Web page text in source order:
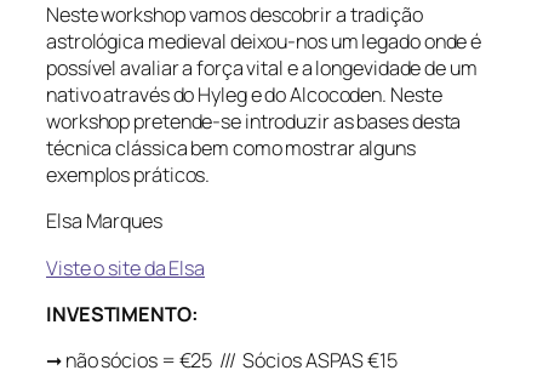
Neste workshop vamos descobrir a tradição
astrológica medieval deixou-nos um legado onde é
possível avaliar a força vital e a longevidade de um
nativo através do Hyleg e do Alcocoden. Neste
workshop pretende-se introduzir as bases desta
técnica clássica bem como mostrar alguns
exemplos práticos.
Elsa Marques
Viste o site da Elsa
INVESTIMENTO:
➞ não sócios = €25 /// Sócios ASPAS €15